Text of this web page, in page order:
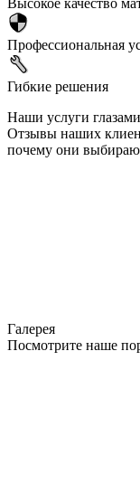
Профессиональная
Гибкие решения
Наши услуги
Отзывы наших
почему они
Галерея
Посмотрите наше